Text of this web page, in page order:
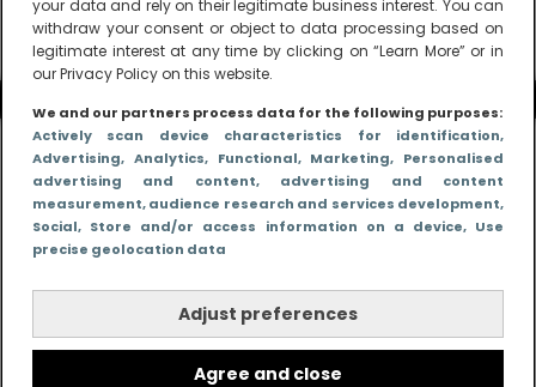
your data and rely on their legitimate business interest. You can
withdraw your consent or object to data processing based on
legitimate interest at any time by clicking on “Learn More” or in
our Privacy Policy on this website.
We and our partners process data for the following purposes:
Actively scan device characteristics for identification,
Advertising, Analytics, Functional, Marketing, Personalised
advertising and content, advertising and content
measurement, audience research and services development,
Social, Store and/or access information on a device, Use
precise geolocation data
Adjust preferences
Agree and close